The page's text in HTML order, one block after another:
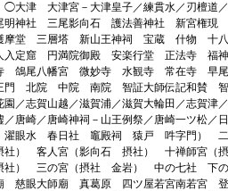
大津 大津宮－大津皇子／練貫水／刃檀道／
明神社 三尾影向石 護法善神社 新宮
堂 三層塔 新山王神祠 宝蔵 什物 十
入定窟 円満院御殿 安楽行堂 正法寺 福
鴿尾八幡宮 微妙寺 水観寺 常在寺 早
門 北院 中院 南院 智証大師伝記和賛 智
園／志賀山越／滋賀浦／滋賀大輪田／志賀津
／唐崎／唐崎神祠－山王例祭／唐崎一ツ松
濯眼水 春日社 竈殿祠 猿戸 吽字門） 二
） 客人宮（影向石 摂社） 十禅師宮
社） 三の宮（摂社 金岩） 中の七社 下
慈眼大師廟 真葛原 四ツ屋若宮南若宮